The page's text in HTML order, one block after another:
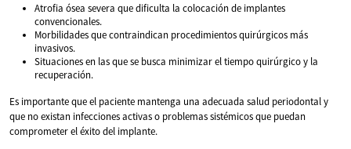
Atrofia ósea severa que dificulta la colocación de implantes
convencionales.
Morbilidades que contraindican procedimientos quirúrgicos más
invasivos.
Situaciones en las que se busca minimizar el tiempo quirúrgico y la
recuperación.
Es importante que el paciente mantenga una adecuada salud periodontal y
que no existan infecciones activas o problemas sistémicos que puedan
comprometer el éxito del implante.